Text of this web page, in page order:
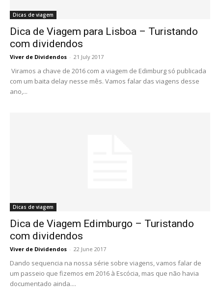
Dicas de viagem
Dica de Viagem para Lisboa – Turistando
com dividendos
Viver de Dividendos - 21 July 2017
Viramos a chave de 2016 com a viagem de Edimburg só publicada
com um baita delay nesse mês. Vamos falar das viagens desse
ano,...
Dicas de viagem
Dica de Viagem Edimburgo – Turistando
com dividendos
Viver de Dividendos - 22 June 2017
Dando sequencia na nossa série sobre viagens, vamos falar de
um passeio que fizemos em 2016 à Escócia, mas que não havia
documentado ainda....